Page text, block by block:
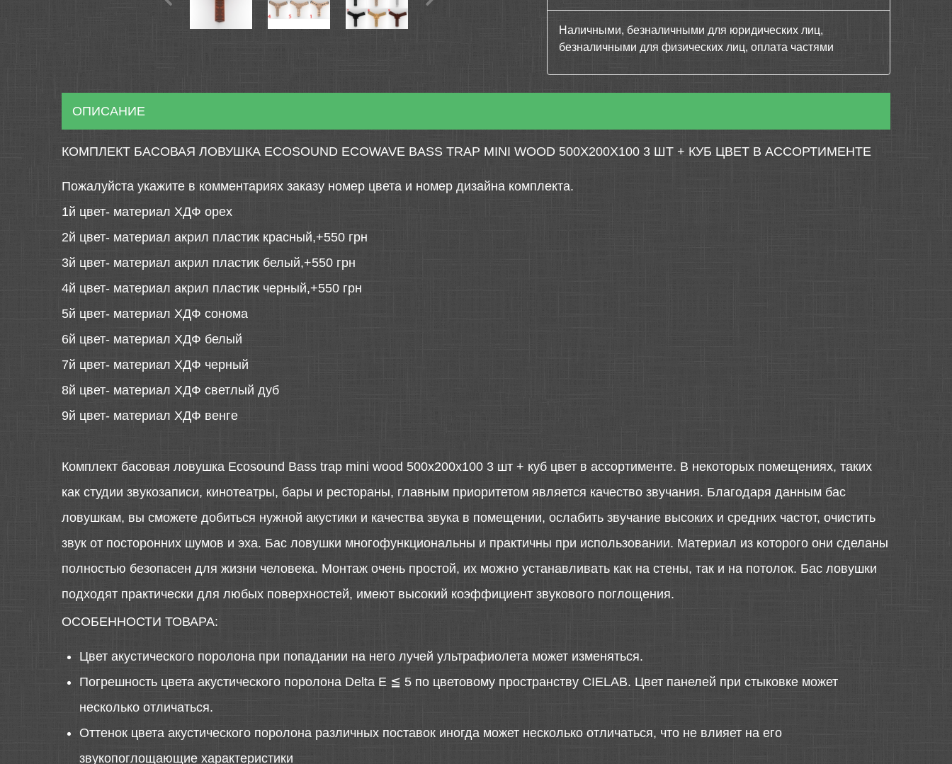
Наличными, безналичными для юридических лиц,
безналичными для физических лиц, оплата частями
ОПИСАНИЕ
КОМПЛЕКТ БАСОВАЯ ЛОВУШКА ECOSOUND ECOWAVE BASS TRAP MINI WOOD 500X200X100 3 ШТ + КУБ ЦВЕТ В АССОРТИМЕНТЕ
Пожалуйста укажите в комментариях заказу номер цвета и номер дизайна комплекта.
1й цвет- материал ХДФ орех
2й цвет- материал акрил пластик красный,+550 грн
3й цвет- материал акрил пластик белый,+550 грн
4й цвет- материал акрил пластик черный,+550 грн
5й цвет- материал ХДФ сонома
6й цвет- материал ХДФ белый
7й цвет- материал ХДФ черный
8й цвет- материал ХДФ светлый дуб
9й цвет- материал ХДФ венге
Комплект басовая ловушка Ecosound Bass trap mini wood 500x200x100 3 шт + куб цвет в ассортименте. В некоторых помещениях, таких
как студии звукозаписи, кинотеатры, бары и рестораны, главным приоритетом является качество звучания. Благодаря данным бас
ловушкам, вы сможете добиться нужной акустики и качества звука в помещении, ослабить звучание высоких и средних частот, очистить
звук от посторонних шумов и эха. Бас ловушки многофункциональны и практичны при использовании. Материал из которого они сделаны
полностью безопасен для жизни человека. Монтаж очень простой, их можно устанавливать как на стены, так и на потолок. Бас ловушки
подходят практически для любых поверхностей, имеют высокий коэффициент звукового поглощения.
ОСОБЕННОСТИ ТОВАРА:
Цвет акустического поролона при попадании на него лучей ультрафиолета может изменяться.
Погрешность цвета акустического поролона Delta E ≦ 5 по цветовому пространству CIELAB. Цвет панелей при стыковке может
несколько отличаться.
Оттенок цвета акустического поролона различных поставок иногда может несколько отличаться, что не влияет на его
звукопоглощающие характеристики